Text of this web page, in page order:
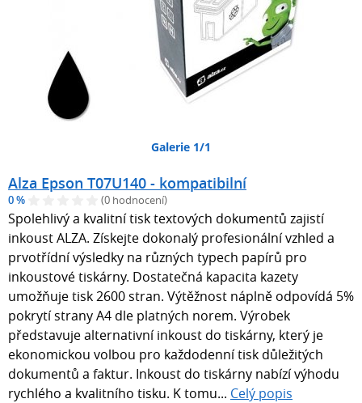
Galerie 1/1
Alza Epson T07U140 - kompatibilní
0 % (0 hodnocení)
Spolehlivý a kvalitní tisk textových dokumentů zajistí
inkoust ALZA. Získejte dokonalý profesionální vzhled a
prvotřídní výsledky na různých typech papírů pro
inkoustové tiskárny. Dostatečná kapacita kazety
umožňuje tisk 2600 stran. Výtěžnost náplně odpovídá 5%
pokrytí strany A4 dle platných norem. Výrobek
představuje alternativní inkoust do tiskárny, který je
ekonomickou volbou pro každodenní tisk důležitých
dokumentů a faktur. Inkoust do tiskárny nabízí výhodu
rychlého a kvalitního tisku. K tomu... Celý popis